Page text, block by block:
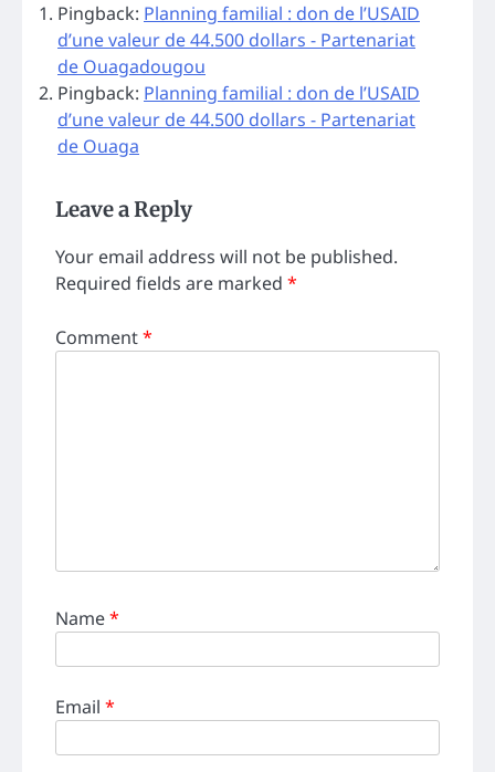
Pingback: Planning familial : don de l’USAID
d’une valeur de 44.500 dollars - Partenariat
de Ouagadougou
Pingback: Planning familial : don de l’USAID
d’une valeur de 44.500 dollars - Partenariat
de Ouaga
Leave a Reply
Your email address will not be published.
Required fields are marked *
Comment*
Name*
Email *